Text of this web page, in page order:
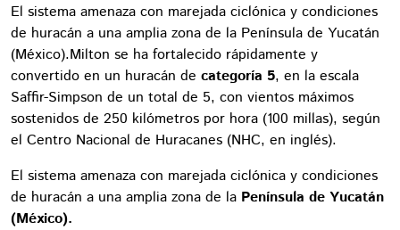
El sistema amenaza con marejada ciclónica y condiciones
de huracán a una amplia zona de la Península de Yucatán
(México).Milton se ha fortalecido rápidamente y
convertido en un huracán de categoría 5, en la escala
Saffir-Simpson de un total de 5, con vientos máximos
sostenidos de 250 kilómetros por hora (100 millas), según
el Centro Nacional de Huracanes (NHC, en inglés).
El sistema amenaza con marejada ciclónica y condiciones
de huracán a una amplia zona de la Península de Yucatán
(México).